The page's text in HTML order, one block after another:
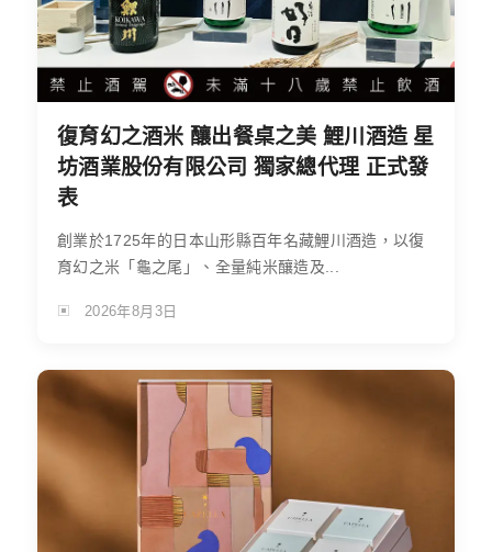
復育幻之酒米 釀出餐桌之美 鯉川酒造 星
坊酒業股份有限公司 獨家總代理 正式發
表
創業於1725年的日本山形縣百年名藏鯉川酒造，以復
育幻之米「龜之尾」、全量純米釀造及...
2026年8月3日